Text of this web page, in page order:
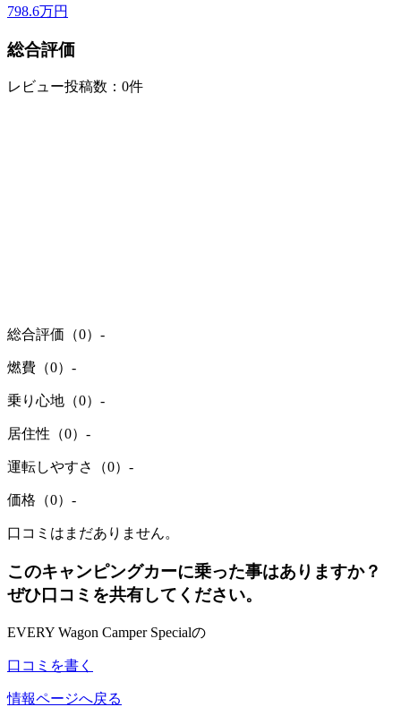
798.6万円
総合評価
レビュー投稿数：0件
総合評価（0） -
燃費（0） -
乗り心地（0） -
居住性（0） -
運転しやすさ（0） -
価格（0） -
口コミはまだありません。
このキャンピングカーに乗った事はありますか？
ぜひ口コミを共有してください。
EVERY Wagon Camper Specialの
口コミを書く
情報ページへ戻る